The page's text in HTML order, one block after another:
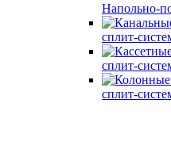
Напольно-
сплит-
сплит-
сплит-